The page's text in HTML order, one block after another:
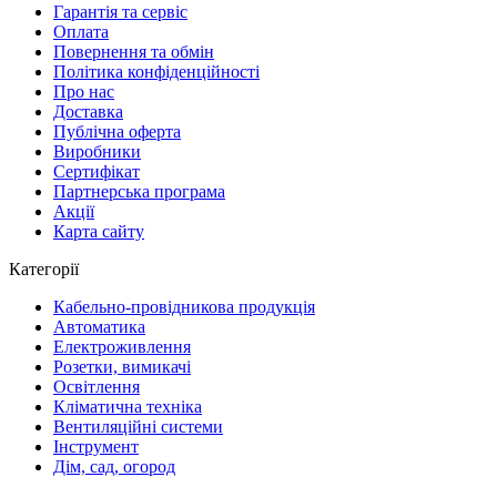
Гарантія та сервіс
Оплата
Повернення та обмін
Політика конфіденційності
Про нас
Доставка
Публічна оферта
Виробники
Сертифікат
Партнерська програма
Акції
Карта сайту
Категорії
Кабельно-провідникова продукція
Автоматика
Електроживлення
Розетки, вимикачі
Освітлення
Кліматична техніка
Вентиляційні системи
Інструмент
Дім, сад, огород